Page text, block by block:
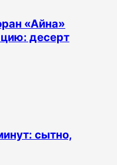
«Айна»
десерт
сытно,